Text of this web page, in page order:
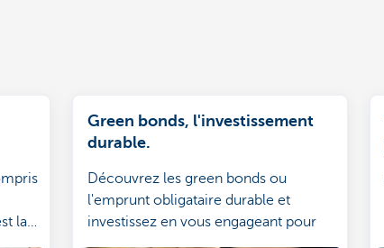
la
Green bonds, l'investissement
durable.
Découvrez les green bonds ou
l'emprunt obligataire durable et
investissez en vous engageant pour
l'environnement.